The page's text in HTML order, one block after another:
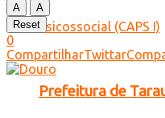
Prefeitura de
A
A
Reset
0
CompartilharTwittar